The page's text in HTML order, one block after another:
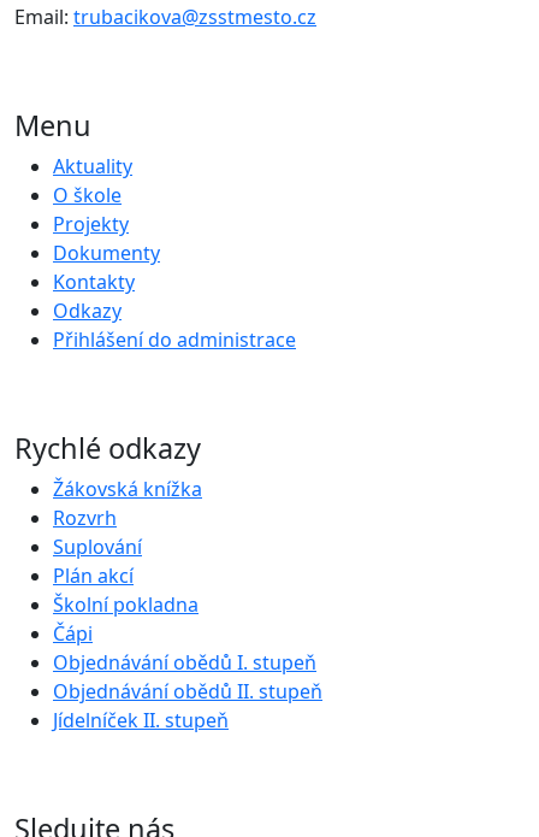
Email: trubacikova@zsstmesto.cz
Menu
Aktuality
O škole
Projekty
Dokumenty
Kontakty
Odkazy
Přihlášení do administrace
Rychlé odkazy
Žákovská knížka
Rozvrh
Suplování
Plán akcí
Školní pokladna
Čápi
Objednávání obědů I. stupeň
Objednávání obědů II. stupeň
Jídelníček II. stupeň
Sledujte nás